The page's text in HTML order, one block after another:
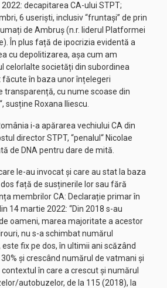
decapitarea CA-ului STPT;
6 useriști, inclusiv “fruntași” de prin
de Ambruș (n.r. liderul Platformei
În plus față de ipocrizia evidentă a
cu depolitizarea, așa cum am
celorlalte societăți din subordinea
făcute în baza unor înțelegeri
transparență, cu nume scoase din
susține Roxana Iliescu.
i-a apărarea vechiului CA din
director STPT, “penalul“ Nicolae
de DNA pentru dare de mită.
le-au invocat și care au stat la baza
față de susținerile lor sau fără
membrilor CA: Declarație primar în
14 martie 2022: “Din 2018 s-au
oameni, marea majoritate a acestor
nu s-a schimbat numărul
fix pe dos, în ultimii ani scăzând
și crescând numărul de vatmani și
în care a crescut și numărul
autobuzelor, de la 115 (2018), la